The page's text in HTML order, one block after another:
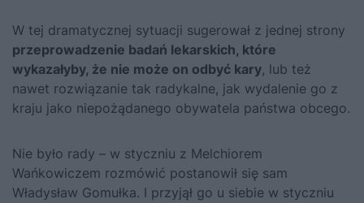
W tej dramatycznej sytuacji sugerował z jednej strony
przeprowadzenie badań lekarskich, które
wykazałyby, że nie może on odbyć kary, lub też
nawet rozwiązanie tak radykalne, jak wydalenie go z
kraju jako niepożądanego obywatela państwa obcego.
Nie było rady – w styczniu z Melchiorem
Wańkowiczem rozmówić postanowił się sam
Władysław Gomułka. I przyjął go u siebie w styczniu